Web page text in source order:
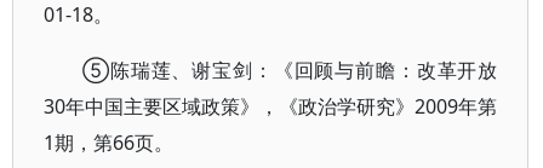
01-18。
⑤陈瑞莲、谢宝剑：《回顾与前瞻：改革开放
30年中国主要区域政策》，《政治学研究》2009年第
1期，第66页。